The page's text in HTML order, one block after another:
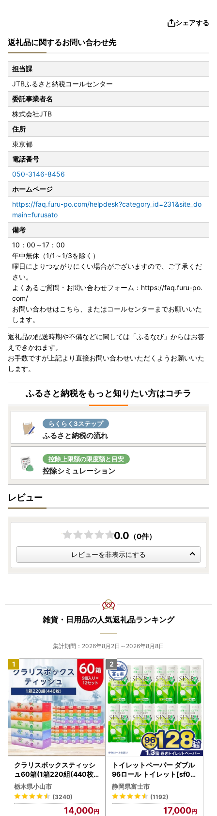
シェアする
返礼品に関するお問い合わせ先
担当課
JTBふるさと納税コールセンター
委託事業者名
株式会社JTB
住所
東京都
電話番号
050-3146-8456
ホームページ
https://faq.furu-po.com/helpdesk?category_id=231&site_do
main=furusato
備考
10：00～17：00
年中無休（1/1～1/3を除く）
曜日によりつながりにくい場合がございますので、ご了承くだ
さい。
よくあるご質問・お問い合わせフォーム：https://faq.furu-po.
com/
お問い合わせはこちら、またはコールセンターまでお願いいた
します。
返礼品の配送時期や不備などに関しては「ふるなび」からはお答
えできかねます。
お手数ですが上記より直接お問い合わせいただくようお願いいた
します。
ふるさと納税をもっと知りたい方はコチラ
らくらく3ステップ
ふるさと納税の流れ
控除上限額の限度額と目安
控除シミュレーション
レビュー
0.0 （0件）
レビューを非表示にする
雑貨・日用品の人気返礼品ランキング
集計期間：2026年8月2日～2026年8月8日
クラリスボックスティッシ
ュ60箱(1箱220組(440枚))
(5個入り×12セット)【配送
不可地域：離島・沖縄県】
【1256759】
栃木県小山市
(3240)
14,000
トイレットペーパー ダブル
96ロール トイレット[sf00
1-012]
静岡県富士市
(1192)
17,000